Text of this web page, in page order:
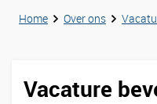
Home Over ons
Vacature